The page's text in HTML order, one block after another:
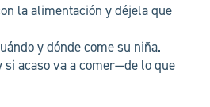
la alimentación y déjela que
y dónde come su niña.
si acaso va a comer—de lo que